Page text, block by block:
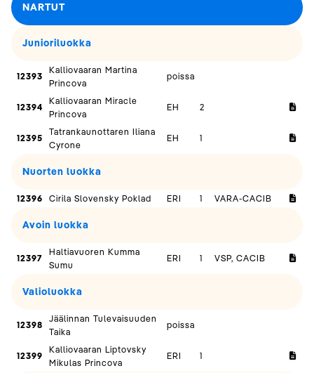
NARTUT
Junioriluokka
12393
Kalliovaaran Martina
Princova
poissa
12394
Kalliovaaran Miracle
Princova
EH 2
12395
Tatrankaunottaren Iliana
Cyrone
EH 1
Nuorten luokka
12396 Cirila Slovensky Poklad ERI 1 VARA-CACIB
Avoin luokka
12397
Haltiavuoren Kumma
Sumu
ERI 1 VSP, CACIB
Valioluokka
12398
Jäälinnan Tulevaisuuden
Taika
poissa
12399
Kalliovaaran Liptovsky
Mikulas Princova
ERI 1